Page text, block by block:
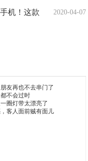
2020-04-07
机！这款